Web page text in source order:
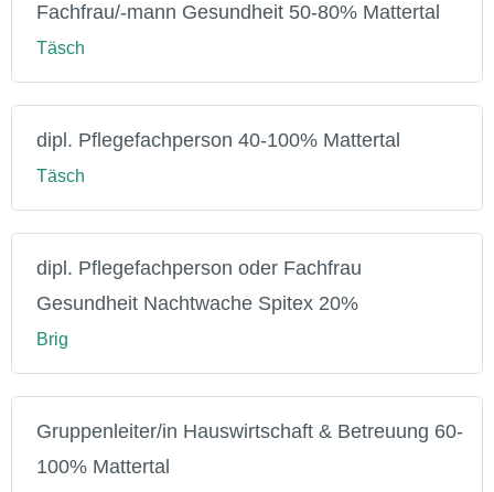
Fachfrau/-mann Gesundheit 50-80% Mattertal
Täsch
dipl. Pflegefachperson 40-100% Mattertal
Täsch
dipl. Pflegefachperson oder Fachfrau
Gesundheit Nachtwache Spitex 20%
Brig
Gruppenleiter/in Hauswirtschaft & Betreuung 60-
100% Mattertal